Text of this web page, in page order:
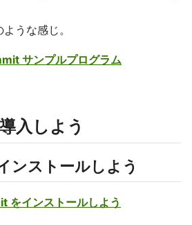
うな感じ。
サンプルプログラム
入しよう
ンストールしよう
をインストールしよう